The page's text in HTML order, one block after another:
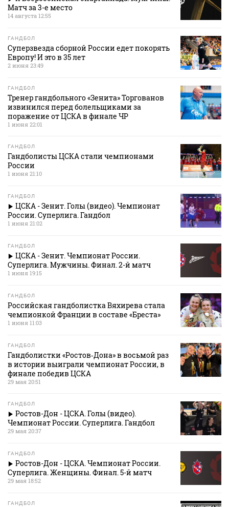
Матч за 3-е место
14 августа 12:55
ГАНДБОЛ
Суперзвезда сборной России едет покорять
Европу! И это в 35 лет
2 июня 23:49
ГАНДБОЛ
Тренер гандбольного «Зенита» Торгованов
извинился перед болельщиками за
поражение от ЦСКА в финале ЧР
1 июня 22:01
ГАНДБОЛ
Гандболисты ЦСКА стали чемпионами
России
1 июня 21:10
ГАНДБОЛ
ЦСКА - Зенит. Голы (видео). Чемпионат
России. Суперлига. Гандбол
1 июня 21:02
ГАНДБОЛ
ЦСКА - Зенит. Чемпионат России.
Суперлига. Мужчины. Финал. 2-й матч
1 июня 19:15
ГАНДБОЛ
Российская гандболистка Вяхирева стала
чемпионкой Франции в составе «Бреста»
1 июня 11:03
ГАНДБОЛ
Гандболистки «Ростов‑Дона» в восьмой раз
в истории выиграли чемпионат России, в
финале победив ЦСКА
29 мая 20:51
ГАНДБОЛ
Ростов-Дон - ЦСКА. Голы (видео).
Чемпионат России. Суперлига. Гандбол
29 мая 20:37
ГАНДБОЛ
Ростов-Дон - ЦСКА. Чемпионат России.
Суперлига. Женщины. Финал. 5-й матч
29 мая 18:52
ГАНДБОЛ